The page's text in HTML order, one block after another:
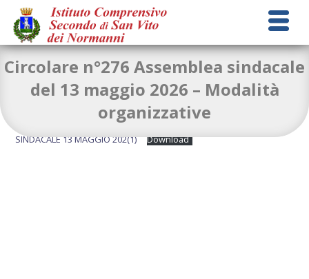
Circolare n°276 Assemblea sindacale
del 13 maggio 2026 – Modalità
organizzative
CIRCOLARE N. 276 MODALITA’ ORGANIZZATIVE ASSEMBLEA
SINDACALE 13 MAGGIO 202(1)
Download